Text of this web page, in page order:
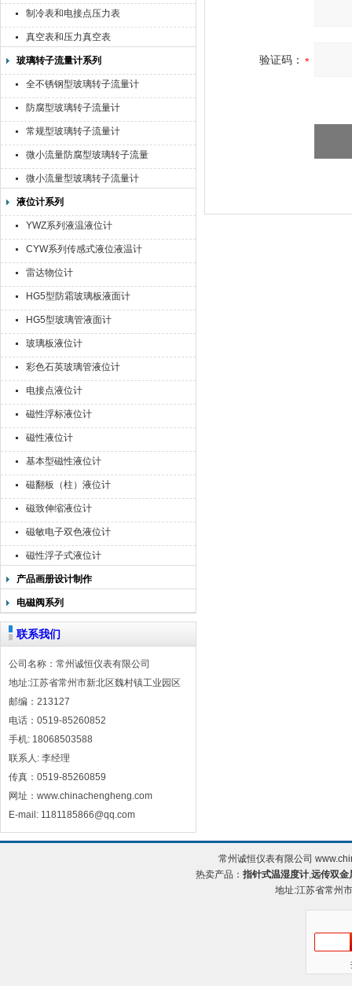
制冷表和电接点压力表
真空表和压力真空表
玻璃转子流量计系列
全不锈钢型玻璃转子流量计
防腐型玻璃转子流量计
常规型玻璃转子流量计
微小流量防腐型玻璃转子流量
计
微小流量型玻璃转子流量计
液位计系列
YWZ系列液温液位计
CYW系列传感式液位液温计
雷达物位计
HG5型防霜玻璃板液面计
HG5型玻璃管液面计
玻璃板液位计
彩色石英玻璃管液位计
电接点液位计
磁性浮标液位计
磁性液位计
基本型磁性液位计
磁翻板（柱）液位计
磁致伸缩液位计
磁敏电子双色液位计
磁性浮子式液位计
产品画册设计制作
电磁阀系列
联系我们
公司名称：常州诚恒仪表有限公司
地址:江苏省常州市新北区魏村镇工业园区
邮编：213127
电话：0519-85260852
手机: 18068503588
联系人: 李经理
传真：0519-85260859
网址：www.chinachengheng.com
E-mail: 1181185866@qq.com
验证码：
常州诚恒仪表有限公司
热卖产品：指针式温湿度计,远传双金
地址:江苏省常州